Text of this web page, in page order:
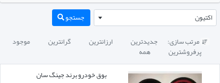
اکتیون جستجو
 مرتب سازی: جدیدترین ارزانترین گرانترین موجود
پرفروشترین
همه
بوق خودرو برند جینگ سان